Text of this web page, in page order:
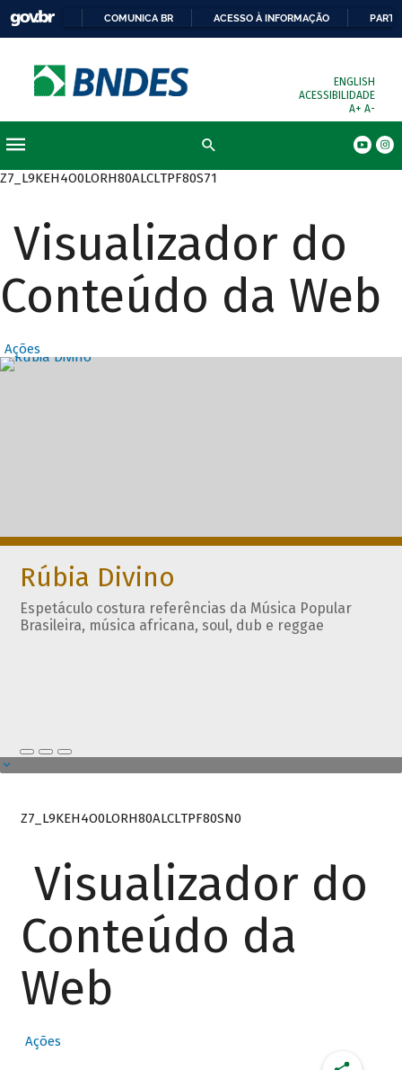
COMUNICA BR ACESSO À INFORMAÇÃO
ENGLISH
ACESSIBILIDADE
A+ A-
Z7_L9KEH4O0LORH80ALCLTPF80S71
Visualizador do
Conteúdo da Web
Ações
Destaques
Rúbia Divino
Espetáculo costura referências da Música Popular
Brasileira, música africana, soul, dub e reggae
Z7_L9KEH4O0LORH80ALCLTPF80SN0
Visualizador do
Conteúdo da
Web
Ações